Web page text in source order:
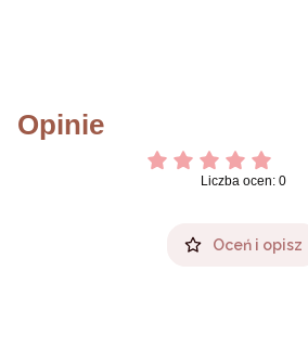
Opinie
Liczba ocen: 0
Oceń i opisz